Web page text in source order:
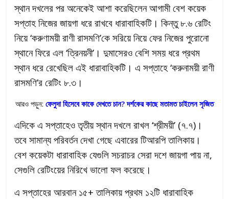
স্থান দখলের পর অনেকেই আশা করেছিলেন আগামী বেশ কয়েক
সপ্তাহ নিজের জায়গা ধরে রাখবে ধারাবাহিকটি। কিন্তু ৮.৬ রেটিং
নিয়ে ‘করুণাময়ী রাণী রাসমণি’কে সরিয়ে নিয়ে ফের নিজের পুরোনো
স্থানে ফিরে এল ‘ত্রিনয়নী’। দুমাসেরও বেশি সময় ধরে প্রথম
স্থান ধরে রেখেছিল এই ধারাবাহিকটি। এ সপ্তাহে ‘করুনাময়ী রাণী
রাসমণি’র রেটিং ৮.৩।
আরও পড়ুন: ফেলুদা হিসেবে কাকে দেখতে চান? দর্শকের কাছে মতামত চাইলেন সৃজিত
এদিকে এ সপ্তাহেও তৃতীয় স্থান দখলে রাখল ‘শ্রীময়ী’ (৭.৭)।
তবে সামান্য পরিবর্তন দেখা গেছে এবারের টিআরপি তালিকায়।
বেশ কয়েকটা ধারাবাহিক যেগুলি সচরাচর সেরা দশে জায়গা পায় না,
সেগুলি রেটিংয়ের নিরিখে ভালো ফল করেছে।
এ সপ্তাহের আরবান ১৫+ তালিকায় প্রথম ১২টি ধারাবাহিক